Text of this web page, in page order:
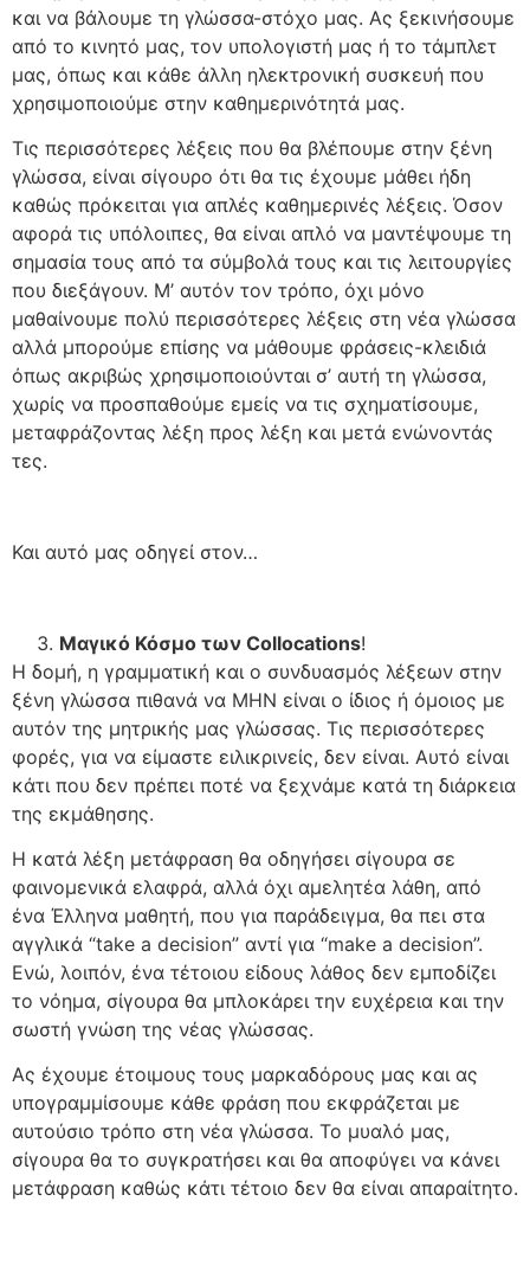
και να βάλουμε τη γλώσσα-στόχο μας. Ας ξεκινήσουμε
από το κινητό μας, τον υπολογιστή μας ή το τάμπλετ
μας, όπως και κάθε άλλη ηλεκτρονική συσκευή που
χρησιμοποιούμε στην καθημερινότητά μας.
Τις περισσότερες λέξεις που θα βλέπουμε στην ξένη
γλώσσα, είναι σίγουρο ότι θα τις έχουμε μάθει ήδη
καθώς πρόκειται για απλές καθημερινές λέξεις. Όσον
αφορά τις υπόλοιπες, θα είναι απλό να μαντέψουμε τη
σημασία τους από τα σύμβολά τους και τις λειτουργίες
που διεξάγουν. Μ’ αυτόν τον τρόπο, όχι μόνο
μαθαίνουμε πολύ περισσότερες λέξεις στη νέα γλώσσα
αλλά μπορούμε επίσης να μάθουμε φράσεις-κλειδιά
όπως ακριβώς χρησιμοποιούνται σ’ αυτή τη γλώσσα,
χωρίς να προσπαθούμε εμείς να τις σχηματίσουμε,
μεταφράζοντας λέξη προς λέξη και μετά ενώνοντάς
τες.
Και αυτό μας οδηγεί στον…
Μαγικό Κόσμο των Collocations!
Η δομή, η γραμματική και ο συνδυασμός λέξεων στην
ξένη γλώσσα πιθανά να ΜΗΝ είναι ο ίδιος ή όμοιος με
αυτόν της μητρικής μας γλώσσας. Τις περισσότερες
φορές, για να είμαστε ειλικρινείς, δεν είναι. Αυτό είναι
κάτι που δεν πρέπει ποτέ να ξεχνάμε κατά τη διάρκεια
της εκμάθησης.
Η κατά λέξη μετάφραση θα οδηγήσει σίγουρα σε
φαινομενικά ελαφρά, αλλά όχι αμελητέα λάθη, από
ένα Έλληνα μαθητή, που για παράδειγμα, θα πει στα
αγγλικά “take a decision” αντί για “make a decision”.
Ενώ, λοιπόν, ένα τέτοιου είδους λάθος δεν εμποδίζει
το νόημα, σίγουρα θα μπλοκάρει την ευχέρεια και την
σωστή γνώση της νέας γλώσσας.
Ας έχουμε έτοιμους τους μαρκαδόρους μας και ας
υπογραμμίσουμε κάθε φράση που εκφράζεται με
αυτούσιο τρόπο στη νέα γλώσσα. Το μυαλό μας,
σίγουρα θα το συγκρατήσει και θα αποφύγει να κάνει
μετάφραση καθώς κάτι τέτοιο δεν θα είναι απαραίτητο.